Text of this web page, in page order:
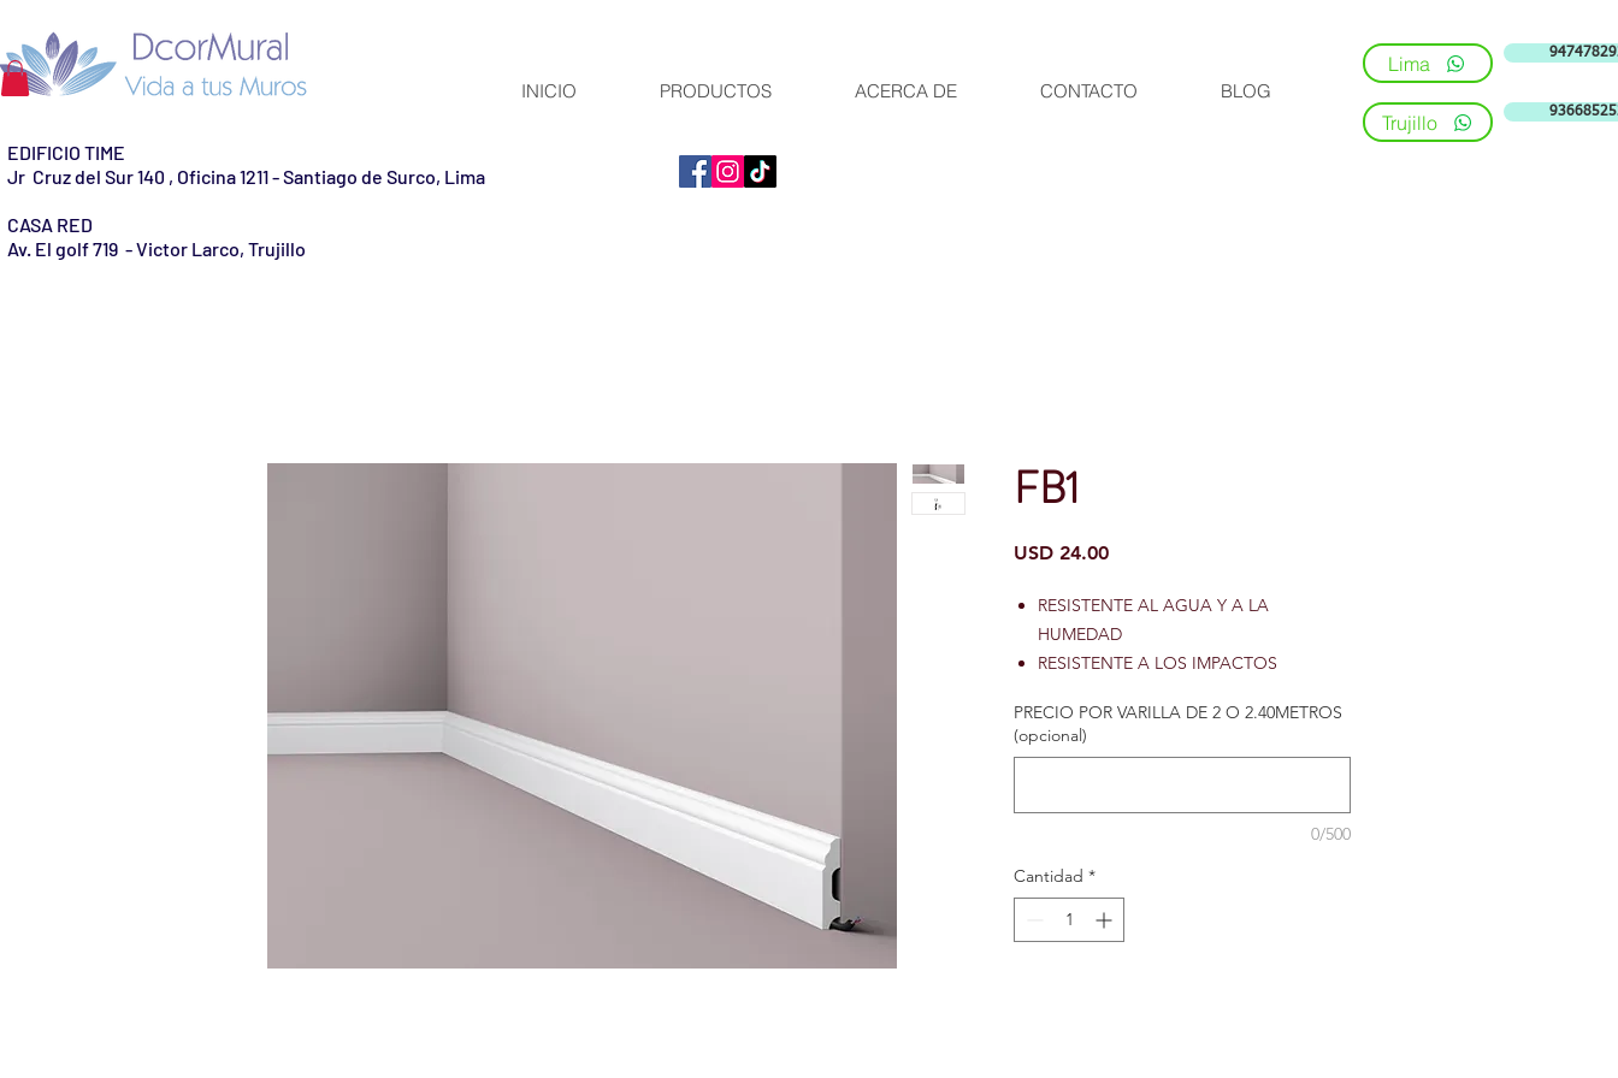
INICIO PRODUCTOS ACERCA DE CONTACTO BLOG
EDIFICIO TIME
Jr Cruz del Sur 140 , Oficina 1211 - Santiago de Surco, Lima
CASA RED
Av. El golf 719 - Victor Larco, Trujillo
Lima
Trujillo
FB1
USD 24.00Precio
RESISTENTE AL AGUA Y A LA
HUMEDAD
RESISTENTE A LOS IMPACTOS
MATERIAL LIGERO
INSTALACION SENCILLA
PRECIO POR VARILLA DE 2 O 2.40METROS
(opcional)
0/500
Cantidad *